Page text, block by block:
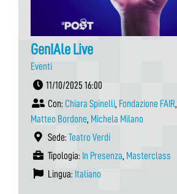
GenIAle Live
Eventi
11/10/2025 16:00
Con: Chiara Spinelli, Fondazione FAIR,
Matteo Bordone, Michela Milano
Sede: Teatro Verdi
Tipologia: In Presenza, Masterclass
Lingua: Italiano